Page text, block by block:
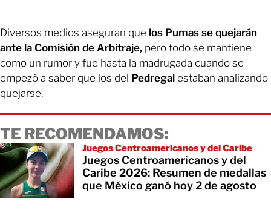
Diversos medios aseguran que los Pumas se quejarán
ante la Comisión de Arbitraje, pero todo se mantiene
como un rumor y fue hasta la madrugada cuando se
empezó a saber que los del Pedregal estaban analizando
quejarse.
TE RECOMENDAMOS:
Juegos Centroamericanos y del Caribe
Juegos Centroamericanos y del
Caribe 2026: Resumen de medallas
que México ganó hoy 2 de agosto